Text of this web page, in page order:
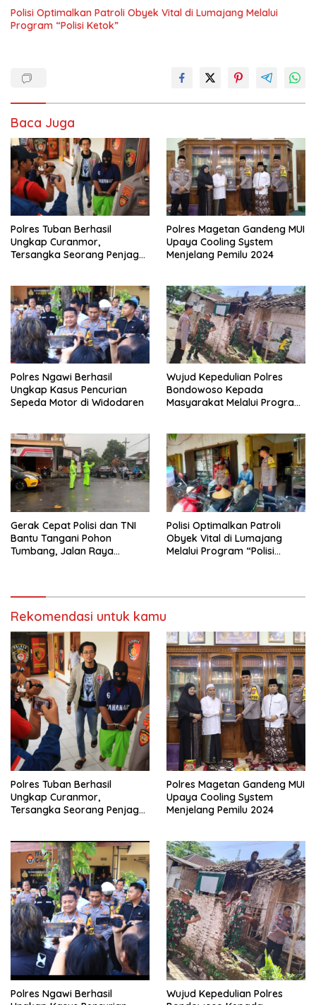
Polisi Optimalkan Patroli Obyek Vital di Lumajang Melalui
Program “Polisi Ketok”
Baca Juga
Polres Tuban Berhasil
Ungkap Curanmor,
Tersangka Seorang Penjaga
Polres Magetan Gandeng MUI
Upaya Cooling System
Menjelang Pemilu 2024
Polres Ngawi Berhasil
Ungkap Kasus Pencurian
Sepeda Motor di Widodaren
Wujud Kepedulian Polres
Bondowoso Kepada
Masyarakat Melalui Program
Gerak Cepat Polisi dan TNI
Bantu Tangani Pohon
Tumbang, Jalan Raya
Polisi Optimalkan Patroli
Obyek Vital di Lumajang
Melalui Program “Polisi
Rekomendasi untuk kamu
Polres Tuban Berhasil
Ungkap Curanmor,
Tersangka Seorang Penjaga
Polres Magetan Gandeng MUI
Upaya Cooling System
Menjelang Pemilu 2024
Polres Ngawi Berhasil
Wujud Kepedulian Polres